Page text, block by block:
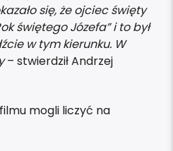
się, że ojciec święty
świętego Józefa” i to był
w tym kierunku. W
– stwierdził Andrzej
mogli liczyć na